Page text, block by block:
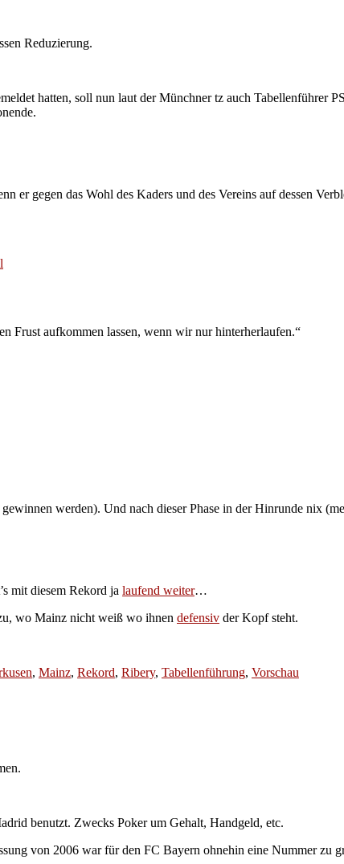
Reduzierung.
hatten, soll nun laut der Münchner tz auch Tabellenführer
er gegen das Wohl des Kaders und des Vereins auf dessen
Frust aufkommen lassen, wenn wir nur hinterherlaufen.“
werden). Und nach dieser Phase in der Hinrunde nix
mit diesem Rekord ja laufend weiter…
wo Mainz nicht weiß wo ihnen defensiv der Kopf steht.
, Mainz, Rekord, Ribery, Tabellenführung, Vorschau
benutzt. Zwecks Poker um Gehalt, Handgeld, etc.
von 2006 war für den FC Bayern ohnehin eine Nummer zu